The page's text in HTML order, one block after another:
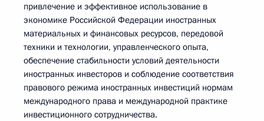
привлечение и эффективное использование в
экономике Российской Федерации иностранных
материальных и финансовых ресурсов, передовой
техники и технологии, управленческого опыта,
обеспечение стабильности условий деятельности
иностранных инвесторов и соблюдение соответствия
правового режима иностранных инвестиций нормам
международного права и международной практике
инвестиционного сотрудничества.